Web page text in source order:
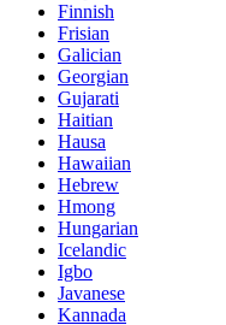
Finnish
Frisian
Galician
Georgian
Gujarati
Haitian
Hausa
Hawaiian
Hebrew
Hmong
Hungarian
Icelandic
Igbo
Javanese
Kannada